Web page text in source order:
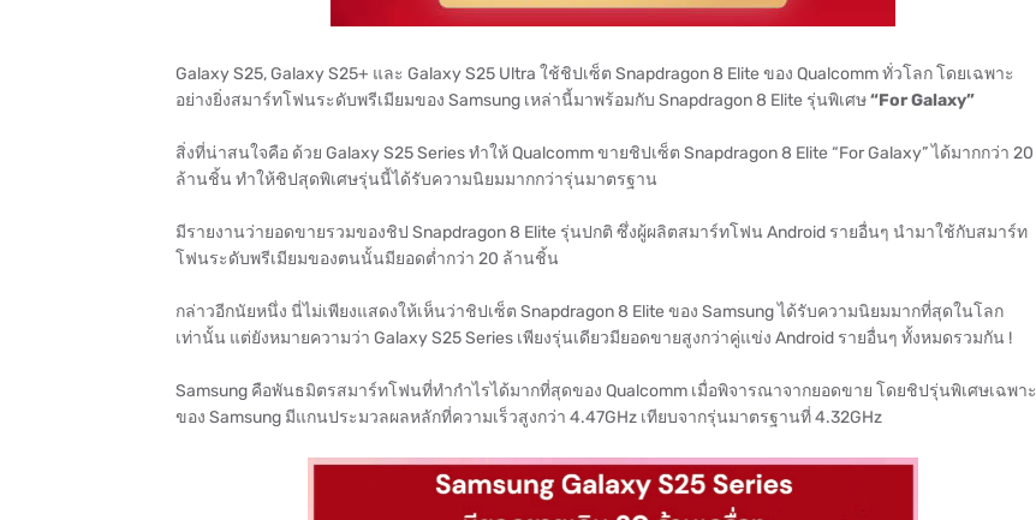
Galaxy S25, Galaxy S25+ และ Galaxy S25 Ultra ใช้ชิปเซ็ต Snapdragon 8 Elite ของ Qualcomm ทั่วโลก โดยเฉพาะ
อย่างยิ่งสมาร์ทโฟนระดับพรีเมียมของ Samsung เหล่านี้มาพร้อมกับ Snapdragon 8 Elite รุ่นพิเศษ“For Galaxy”
สิ่งที่น่าสนใจคือ ด้วย Galaxy S25 Series ทำให้ Qualcomm ขายชิปเซ็ต Snapdragon 8 Elite “For Galaxy” ได้มากกว่า 20
ล้านชิ้น ทำให้ชิปสุดพิเศษรุ่นนี้ได้รับความนิยมมากกว่ารุ่นมาตรฐาน
มีรายงานว่ายอดขายรวมของชิป Snapdragon 8 Elite รุ่นปกติ ซึ่งผู้ผลิตสมาร์ทโฟน Android รายอื่นๆ นำมาใช้กับสมาร์ท
โฟนระดับพรีเมียมของตนนั้นมียอดต่ำกว่า 20 ล้านชิ้น
กล่าวอีกนัยหนึ่ง นี่ไม่เพียงแสดงให้เห็นว่าชิปเซ็ต Snapdragon 8 Elite ของ Samsung ได้รับความนิยมมากที่สุดในโลก
เท่านั้น แต่ยังหมายความว่า Galaxy S25 Series เพียงรุ่นเดียวมียอดขายสูงกว่าคู่แข่ง Android รายอื่นๆ ทั้งหมดรวมกัน !
Samsung คือพันธมิตรสมาร์ทโฟนที่ทำกำไรได้มากที่สุดของ Qualcomm เมื่อพิจารณาจากยอดขาย โดยชิปรุ่นพิเศษเฉพาะ
ของ Samsung มีแกนประมวลผลหลักที่ความเร็วสูงกว่า 4.47GHz เทียบจากรุ่นมาตรฐานที่ 4.32GHz